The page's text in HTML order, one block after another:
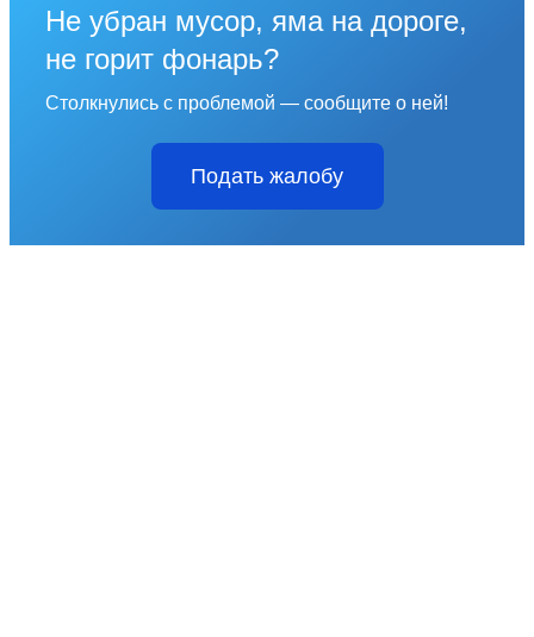
Не убран мусор, яма на дороге,
не горит фонарь?
Столкнулись с проблемой — сообщите о ней!
Подать жалобу